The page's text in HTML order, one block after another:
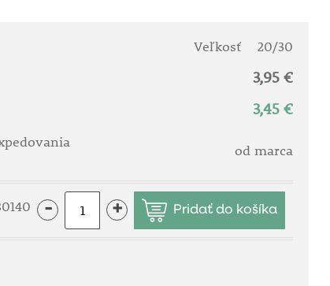
Veľkosť
20/30
3,95 €
3,45 €
od marca
- +